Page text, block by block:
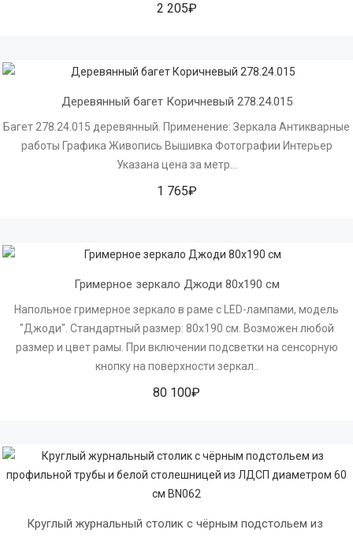
2 205₽
Деревянный багет Коричневый 278.24.015
Багет 278.24.015 деревянный. Применение: Зеркала Антикварные
работы Графика Живопись Вышивка Фотографии Интерьер
Указана цена за метр...
1 765₽
Гримерное зеркало Джоди 80х190 см
Напольное гримерное зеркало в раме с LED-лампами, модель
"Джоди". Стандартный размер: 80х190 см. Возможен любой
размер и цвет рамы. При включении подсветки на сенсорную
кнопку на поверхности зеркал..
80 100₽
Круглый журнальный столик с чёрным подстольем из